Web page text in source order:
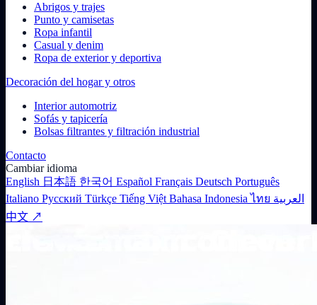
Abrigos y trajes
Punto y camisetas
Ropa infantil
Casual y denim
Ropa de exterior y deportiva
Decoración del hogar y otros
Interior automotriz
Sofás y tapicería
Bolsas filtrantes y filtración industrial
Contacto
Cambiar idioma
English 日本語 한국어 Español Français Deutsch Português
Italiano Русский Türkçe Tiếng Việt Bahasa Indonesiaไทย العربية
中文 ↗